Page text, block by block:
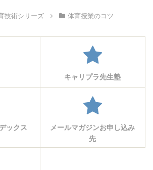
技術シリーズ 体育授業のコツ
キャリプラ先生塾
ックス
メールマガジンお申し込み
先